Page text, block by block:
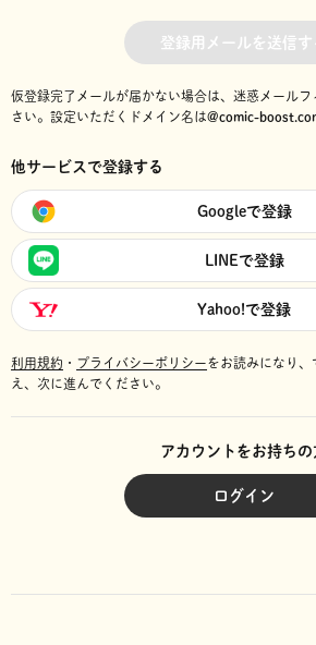
登録用メールを送信す
仮登録完了メールが届かない場合は、迷惑メール
さい。 設定いただくドメイン名は@comic-
他サービスで登録する
Googleで登録
LINEで登録
Yahoo!で登録
利用規約 ・ プライバシーポリシーをお読みになり、
え、次に進んでください。
アカウントをお持ちの
ログイン